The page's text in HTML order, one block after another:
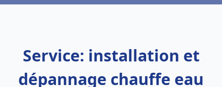
Service: installation et
dépannage chauffe eau